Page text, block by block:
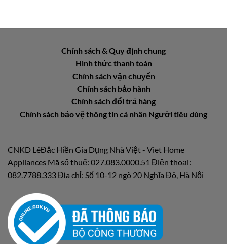
Chính sách & Quy định chung
Hình thức thanh toán
Chính sách vận chuyển
Chính sách bảo hành
Chính sách đổi trả hàng
Chính sách bảo vệ thông tin cá nhân Người tiêu dùng
CNKD LêĐắc Hiền Gia Dụng Nhà Việt - Viet Home
Appliances Mã số thuế: 027.083.0000.51 Điện thoại:
082.7788.333 Địa chỉ: Số 10-12 ngõ 20 Nghĩa Đô, Hà Nội